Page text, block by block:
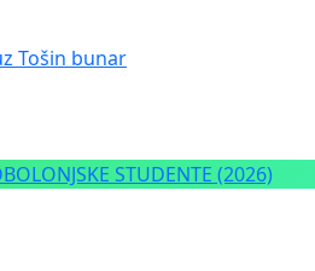
Tošin bunar
STUDENTE (2026)